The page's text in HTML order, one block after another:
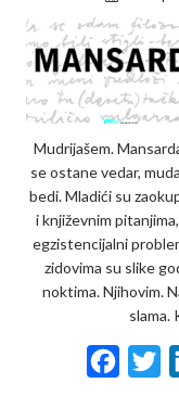
Mudrijašem.
se ostane vedar,
bedi. Mladići su
i književnim
egzistencijalni
zidovima su slike
noktima. Njihovim.
slama.